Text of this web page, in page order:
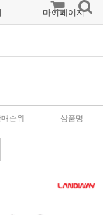
마이페이지
매순위 상품명